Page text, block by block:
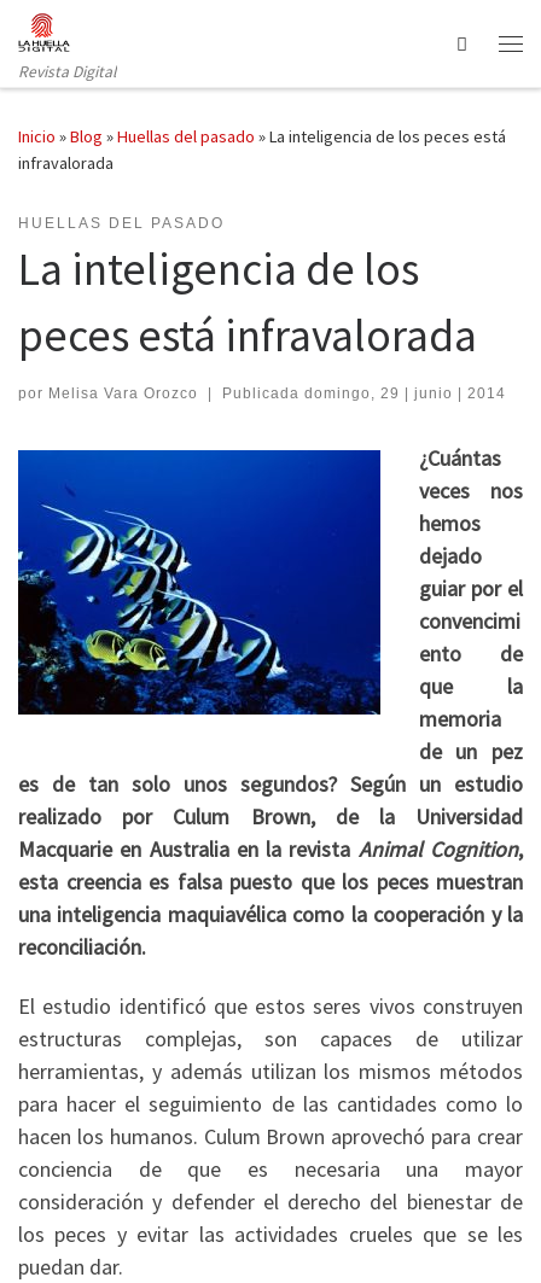
Saltar al contenido
Revista Digital
Search
Inicio »Blog »Huellas del pasado »La inteligencia de los peces está
infravalorada
HUELLAS DEL PASADO
La inteligencia de los
peces está infravalorada
por Melisa Vara Orozco | Publicada domingo, 29 | junio | 2014
¿Cuántas
veces nos
hemos
dejado
guiar por el
convencimi
ento de
que la
memoria
de un pez
es de tan solo unos segundos? Según un estudio
realizado por Culum Brown, de la Universidad
Macquarie en Australia en la revista Animal Cognition,
esta creencia es falsa puesto que los peces muestran
una inteligencia maquiavélica como la cooperación y la
reconciliación.
El estudio identificó que estos seres vivos construyen
estructuras complejas, son capaces de utilizar
herramientas, y además utilizan los mismos métodos
para hacer el seguimiento de las cantidades como lo
hacen los humanos. Culum Brown aprovechó para crear
conciencia de que es necesaria una mayor
consideración y defender el derecho del bienestar de
los peces y evitar las actividades crueles que se les
puedan dar.